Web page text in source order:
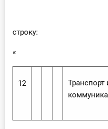
строку:
«
12
Транспорт